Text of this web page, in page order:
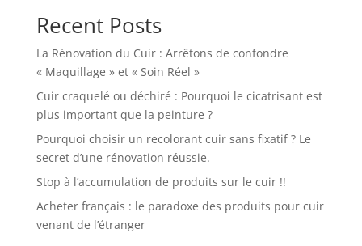
Recent Posts
La Rénovation du Cuir : Arrêtons de confondre
« Maquillage » et « Soin Réel »
Cuir craquelé ou déchiré : Pourquoi le cicatrisant est
plus important que la peinture ?
Pourquoi choisir un recolorant cuir sans fixatif ? Le
secret d’une rénovation réussie.
Stop à l’accumulation de produits sur le cuir !!
Acheter français : le paradoxe des produits pour cuir
venant de l’étranger